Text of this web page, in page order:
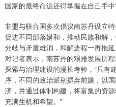
国家的最终命运还得掌握在自己手中”
非盟与联合国多次倡议南苏丹设立
促进不同部落媾和，推动民族和解
分歧与矛盾难消，和解进程一再拖
对记者表示，南苏丹的艰难发展历
探索与治理建设的漫长考验，“只有
序，不同的政治派别摒弃前嫌，以
济，并通过体制构建，将富集的资
充满生机和希望。”